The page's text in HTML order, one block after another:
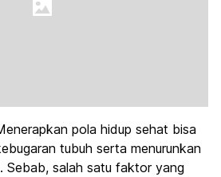
pola hidup sehat bisa
tubuh serta menurunkan
Sebab, salah satu faktor yang